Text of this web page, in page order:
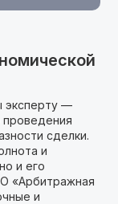
эксперту —
сделки.
и
и его
«Арбитражная
и